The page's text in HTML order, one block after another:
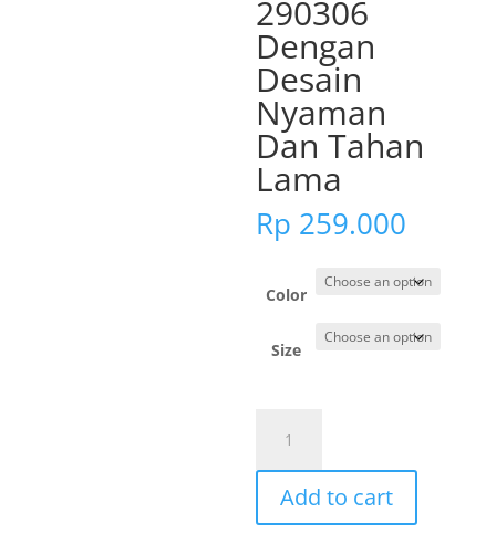
290306
Dengan
Desain
Nyaman
Dan Tahan
Lama
Rp 259.000
Color
Size
Valora
Half
Cup
Bra
Add to cart